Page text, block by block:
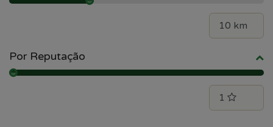
Por Reputação